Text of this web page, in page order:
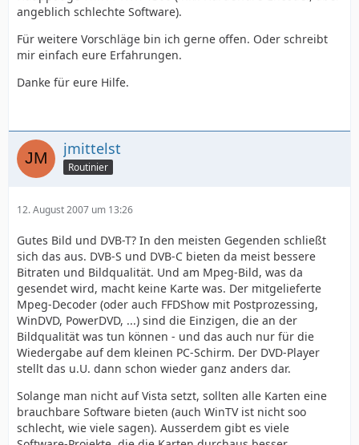
angeblich schlechte Software).
Für weitere Vorschläge bin ich gerne offen. Oder schreibt
mir einfach eure Erfahrungen.
Danke für eure Hilfe.
jmittelst
Routinier
12. August 2007 um 13:26
Gutes Bild und DVB-T? In den meisten Gegenden schließt
sich das aus. DVB-S und DVB-C bieten da meist bessere
Bitraten und Bildqualität. Und am Mpeg-Bild, was da
gesendet wird, macht keine Karte was. Der mitgelieferte
Mpeg-Decoder (oder auch FFDShow mit Postprozessing,
WinDVD, PowerDVD, ...) sind die Einzigen, die an der
Bildqualität was tun können - und das auch nur für die
Wiedergabe auf dem kleinen PC-Schirm. Der DVD-Player
stellt das u.U. dann schon wieder ganz anders dar.
Solange man nicht auf Vista setzt, sollten alle Karten eine
brauchbare Software bieten (auch WinTV ist nicht soo
schlecht, wie viele sagen). Ausserdem gibt es viele